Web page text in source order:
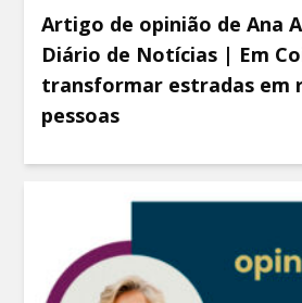
Artigo de opinião de Ana
Diário de Notícias | Em
transformar estradas em
pessoas